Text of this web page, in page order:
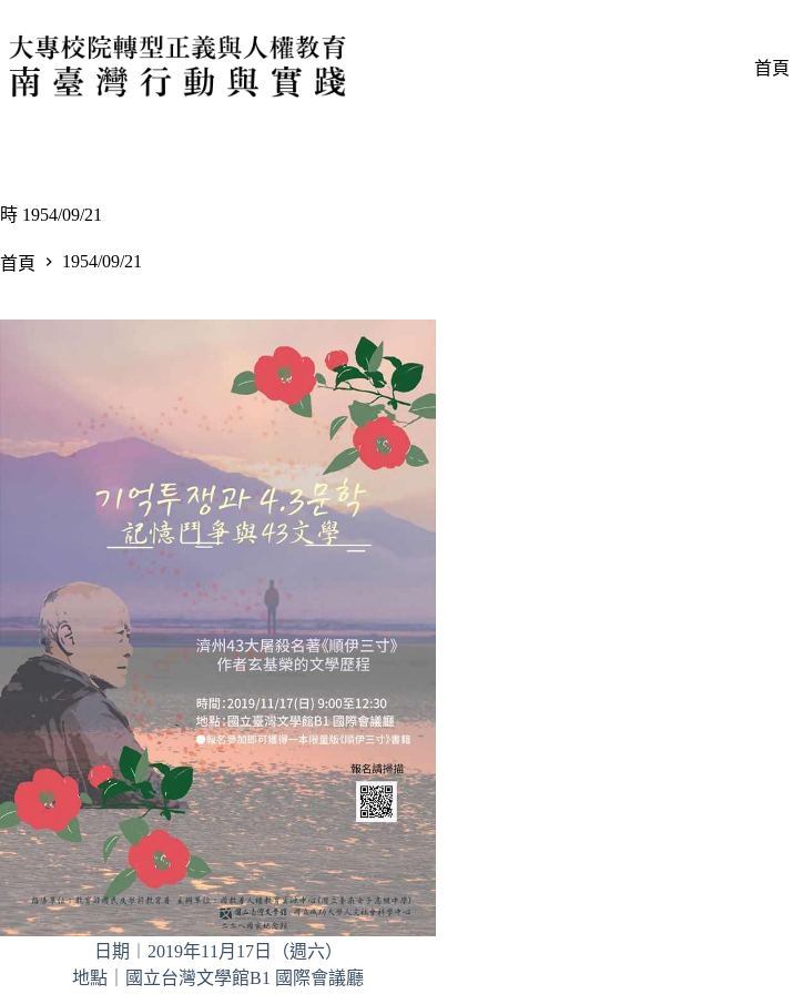
至
主
要
首頁
時 1954/09/21
首頁 1954/09/21
日期︱2019年11月17日（週六）
地點｜國立台灣文學館B1 國際會議廳